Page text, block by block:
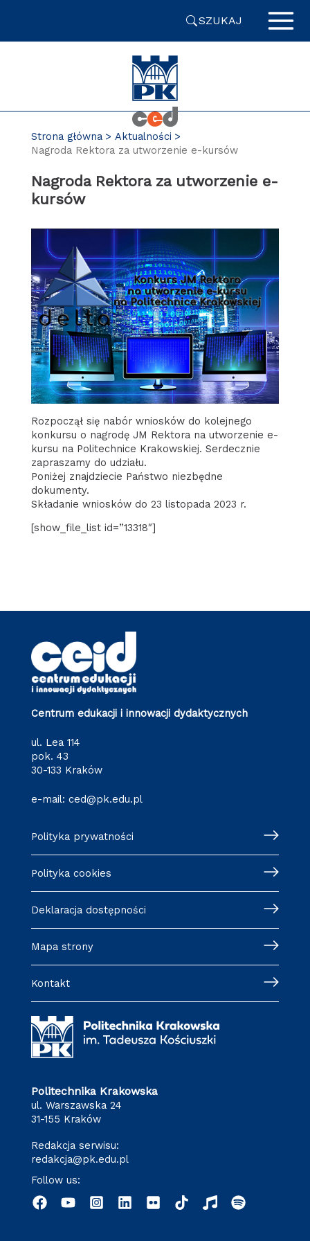
SZUKAJ
Strona główna
Aktualności
Nagroda Rektora za utworzenie e-kursów
Nagroda Rektora za utworzenie e-
kursów
Rozpoczął się nabór wniosków do kolejnego
konkursu o nagrodę JM Rektora na utworzenie e-
kursu na Politechnice Krakowskiej. Serdecznie
zapraszamy do udziału.
Poniżej znajdziecie Państwo niezbędne
dokumenty.
Składanie wniosków do 23 listopada 2023 r.
[show_file_list id=”13318″]
Centrum edukacji i innowacji dydaktycznych
ul. Lea 114
pok. 43
30-133 Kraków
e-mail: ced@pk.edu.pl
Polityka prywatności
Polityka cookies
Deklaracja dostępności
Mapa strony
Kontakt
Politechnika Krakowska
ul. Warszawska 24
31-155 Kraków
Redakcja serwisu:
redakcja@pk.edu.pl
Follow us: